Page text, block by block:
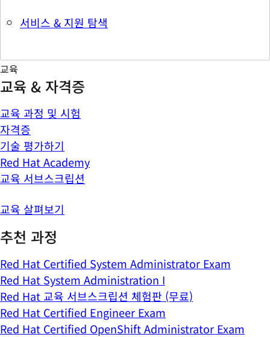
서비스 & 지원 탐색
교육
교육 & 자격증
교육 과정 및 시험
자격증
기술 평가하기
Red Hat Academy
교육 서브스크립션
교육 살펴보기
추천 과정
Red Hat Certified System Administrator Exam
Red Hat System Administration I
Red Hat 교육 서브스크립션 체험판 (무료)
Red Hat Certified Engineer Exam
Red Hat Certified OpenShift Administrator Exam